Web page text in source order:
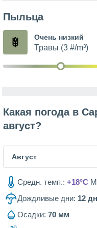
Пыльца
Очень низкий
Травы (3 #/m³)
Какая погода в
август?
Август
Средн. темп.: +18°C
Дождливые дни: 12
Осадки: 70 мм